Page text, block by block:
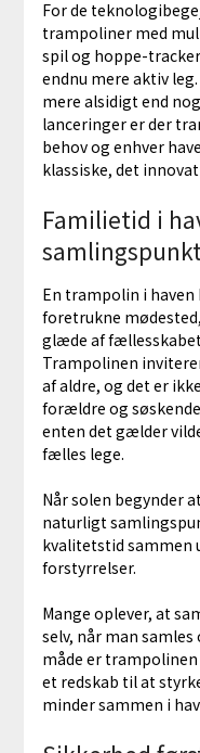
For de
trampoliner med
spil og hoppe-
endnu mere aktiv
mere alsidigt end
lanceringer er der
behov og enhver
klassiske, det
Familietid i
samlingspunkt
En trampolin i
foretrukne
glæde af
Trampolinen
af aldre, og det er
forældre og
enten det gælder
fælles lege.
Når solen begynder
naturligt
kvalitetstid sammen
forstyrrelser.
Mange oplever, at
selv, når man
måde er
et redskab til at
minder sammen i